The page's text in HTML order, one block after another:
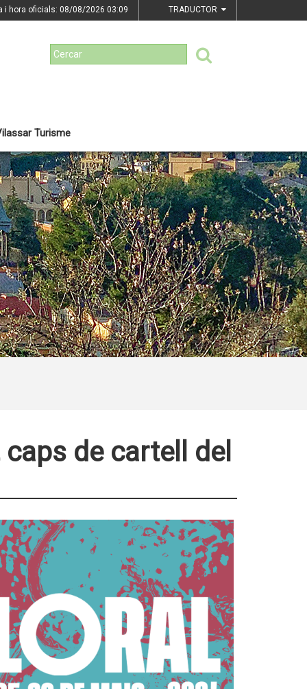
i hora oficials: 08/08/2026 03:09 TRADUCTOR
Turisme
de cartell del